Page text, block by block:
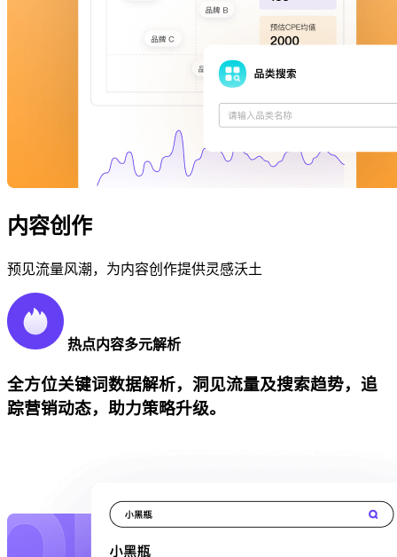
内容创作
预见流量风潮，为内容创作提供灵感沃土
热点内容多元解析
全方位关键词数据解析，洞见流量及搜索趋势，追
踪营销动态，助力策略升级。